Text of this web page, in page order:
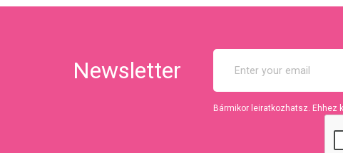
Newsletter
Bármikor leiratkozhatsz. Ehhez